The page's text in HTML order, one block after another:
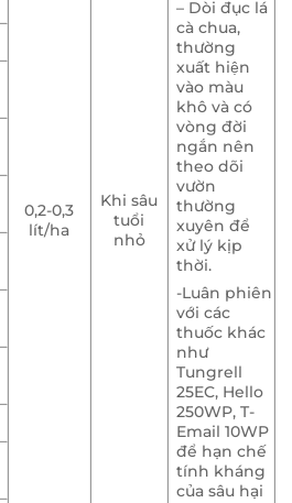
0,2-0,3
lít/ha
Khi sâu
tuổi
nhỏ
– Dòi đục lá
cà chua,
thường
xuất hiện
vào màu
khô và có
vòng đời
ngắn nên
theo dõi
vườn
thường
xuyên để
xử lý kịp
thời.
-Luân phiên
với các
thuốc khác
như
Tungrell
25EC, Hello
250WP, T-
Email 10WP
để hạn chế
tính kháng
của sâu hại